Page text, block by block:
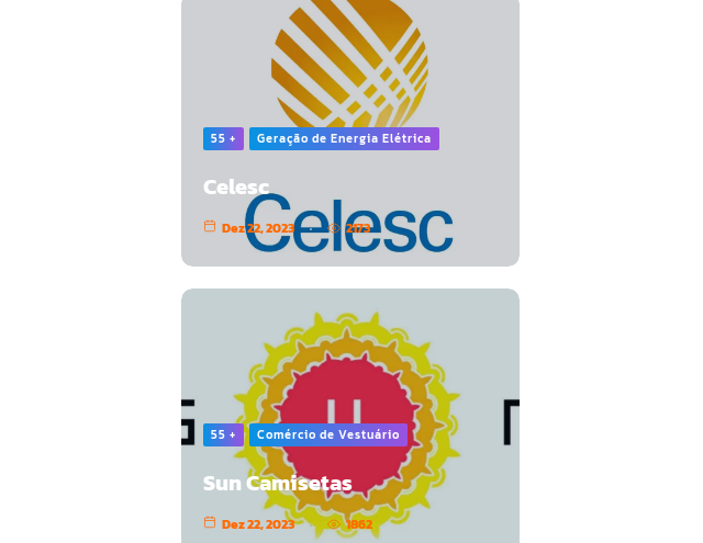
55 + Geração de Energia Elétrica
Celesc
Dez 22, 2023 2173
55 + Comércio de Vestuário
Sun Camisetas
Dez 22, 2023 1862